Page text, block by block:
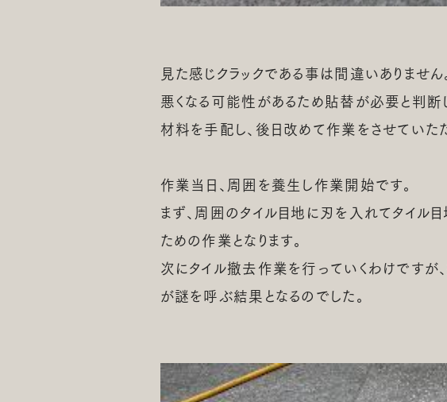
見た感じクラックである事は間違いありませ
悪くなる可能性があるため貼替が必要と判断
材料を手配し、後日改めて作業をさせていた
作業当日、周囲を養生し作業開始です。
まず、周囲のタイル目地に刃を入れてタイル
ための作業となります。
次にタイル撤去作業を行っていくわけですが
が謎を呼ぶ結果となるのでした。